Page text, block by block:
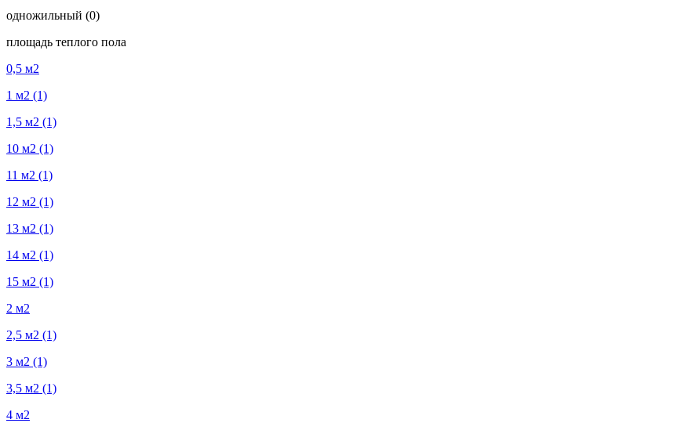
одножильный (0)
площадь теплого пола
0,5 м2
1 м2 (1)
1,5 м2 (1)
10 м2 (1)
11 м2 (1)
12 м2 (1)
13 м2 (1)
14 м2 (1)
15 м2 (1)
2 м2
2,5 м2 (1)
3 м2 (1)
3,5 м2 (1)
4 м2